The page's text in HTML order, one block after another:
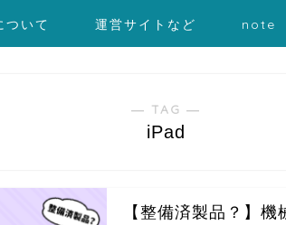
ついて 運営サイトなど note
― TAG ―
iPad
【整備済製品？】